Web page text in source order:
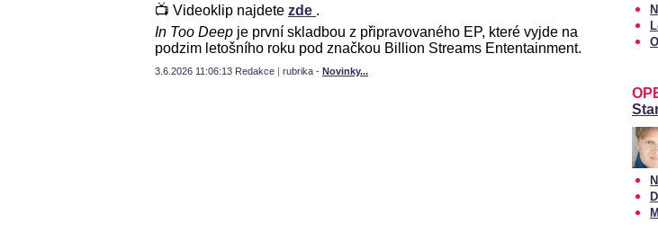
📺 Videoklip najdete zde .
In Too Deep je první skladbou z připravovaného EP, které vyjde na
podzim letošního roku pod značkou Billion Streams Ententainment.
3.6.2026 11:06:13 Redakce | rubrika - Novinky...